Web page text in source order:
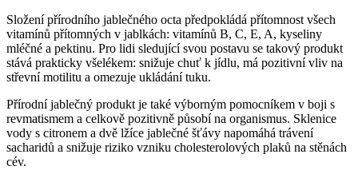
Složení přírodního jablečného octa předpokládá přítomnost všech
vitamínů přítomných v jablkách: vitamínů B, C, E, A, kyseliny
mléčné a pektinu. Pro lidi sledující svou postavu se takový produkt
stává prakticky všelékem: snižuje chuť k jídlu, má pozitivní vliv na
střevní motilitu a omezuje ukládání tuku.
Přírodní jablečný produkt je také výborným pomocníkem v boji s
revmatismem a celkově pozitivně působí na organismus. Sklenice
vody s citronem a dvě lžíce jablečné šťávy napomáhá trávení
sacharidů a snižuje riziko vzniku cholesterolových plaků na stěnách
cév.